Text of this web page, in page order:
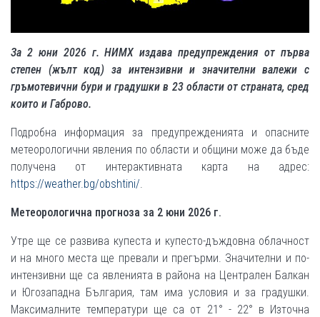
За 2 юни 2026 г. НИМХ издава предупреждения от първа
степен (жълт код) за интензивни и значителни валежи с
гръмотевични бури и градушки в 23 области от страната, сред
които и Габрово.
Подробна информация за предупрежденията и опасните
метеорологични явления по области и общини може да бъде
получена от интерактивната карта на адрес:
https://weather.bg/obshtini/
Метеорологична прогноза за 2 юни 2026 г.
Утре ще се развива купеста и купесто-дъждовна облачност
и на много места ще превали и прегърми. Значителни и по-
интензивни ще са явленията в района на Централен Балкан
и Югозападна България, там има условия и за градушки.
Максималните температури ще са от 21° - 22° в Източна